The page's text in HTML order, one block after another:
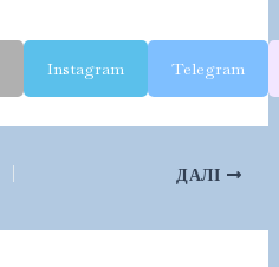
Instagram Telegram
ДАЛІ